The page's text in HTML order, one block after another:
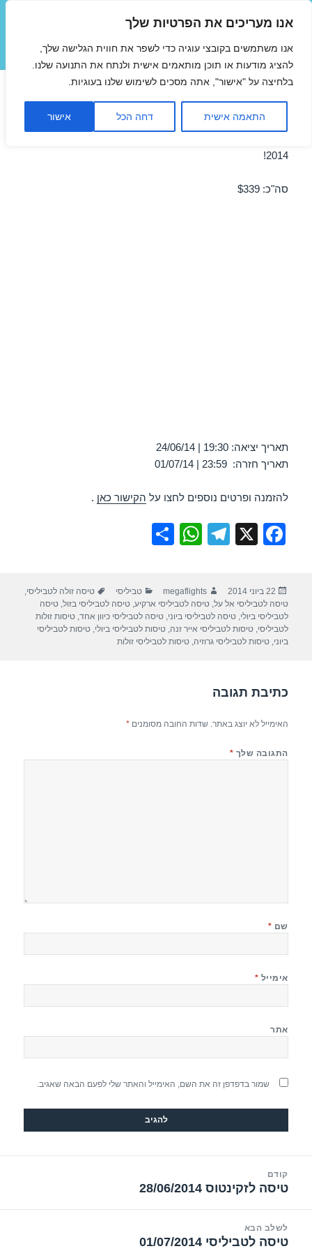
אנו מעריכים את הפרטיות שלך
אנו משתמשים בקובצי עוגיה כדי לשפר את חווית הגלישה שלך,
להציג מודעות או תוכן מותאמים אישית ולנתח את התנועה שלנו.
בלחיצה על "אישור", אתה מסכים לשימוש שלנו בעוגיות.
התאמה אישית דחה הכל אישור
תפריטים
ווידג'טים
טיסה לטביליסי 24/06/2014
2014!
סה"כ: $339
תאריך יציאה: 19:30 | 24/06/14
תאריך חזרה: 23:59 | 01/07/14
להזמנה ופרטים נוספים לחצו על הקישור כאן .
F
e
b
o
k
X
T
gr
a
m
W
s
A
p
e
פורסם
בתאריך
22 ביוני 2014 מחבר
megaflights קטגוריות
טביליסי תגיות
טיסה זולה לטביליסי,
טיסה לטביליסי אל על,טיסה לטביליסי ארקיע,טיסה לטביליסי בזול,טיסה
לטביליסי ביולי,טיסה לטביליסי ביוני,טיסה לטביליסי כיוון אחד,טיסות זולות
לטביליסי,טיסות לטביליסי אייר זנה,טיסות לטביליסי ביולי,טיסות לטביליסי
ביוני,טיסות לטביליסי גרוזיה,טיסות לטביליסי זולות
כתיבת תגובה
האימייל לא יוצג באתר. שדות החובה מסומנים*
התגובה שלך *
שם *
אימייל *
אתר
שמור בדפדפן זה את השם, האימייל והאתר שלי לפעם הבאה שאגיב.
קודם
הפוסט
טיסה לזקינטוס 28/06/2014
לשלב הבא
הפוסט
טיסה לטביליסי 01/07/2014